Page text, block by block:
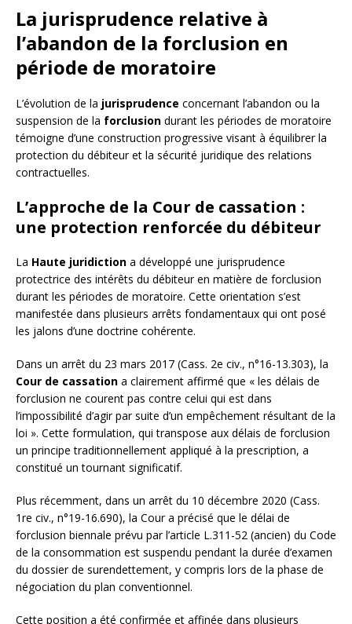
La jurisprudence relative à
l’abandon de la forclusion en
période de moratoire
L’évolution de la jurisprudence concernant l’abandon ou la
suspension de la forclusion durant les périodes de moratoire
témoigne d’une construction progressive visant à équilibrer la
protection du débiteur et la sécurité juridique des relations
contractuelles.
L’approche de la Cour de cassation :
une protection renforcée du débiteur
La Haute juridiction a développé une jurisprudence
protectrice des intérêts du débiteur en matière de forclusion
durant les périodes de moratoire. Cette orientation s’est
manifestée dans plusieurs arrêts fondamentaux qui ont posé
les jalons d’une doctrine cohérente.
Dans un arrêt du 23 mars 2017 (Cass. 2e civ., n°16-13.303), la
Cour de cassation a clairement affirmé que « les délais de
forclusion ne courent pas contre celui qui est dans
l’impossibilité d’agir par suite d’un empêchement résultant de la
loi ». Cette formulation, qui transpose aux délais de forclusion
un principe traditionnellement appliqué à la prescription, a
constitué un tournant significatif.
Plus récemment, dans un arrêt du 10 décembre 2020 (Cass.
1re civ., n°19-16.690), la Cour a précisé que le délai de
forclusion biennale prévu par l’article L.311-52 (ancien) du Code
de la consommation est suspendu pendant la durée d’examen
du dossier de surendettement, y compris lors de la phase de
négociation du plan conventionnel.
Cette position a été confirmée et affinée dans plusieurs